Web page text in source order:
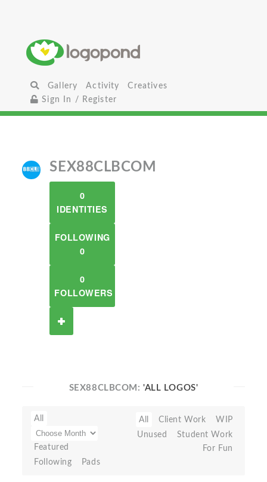
Gallery Activity
Creatives
Sign In / Register
SEX88CLBCOM
0
IDENTITIES
FOLLOWING
0
0
FOLLOWERS
SEX88CLBCOM:'ALL LOGOS'
All
Featured
Following
Pads
All Client Work
WIP
Unused
Student Work
For Fun